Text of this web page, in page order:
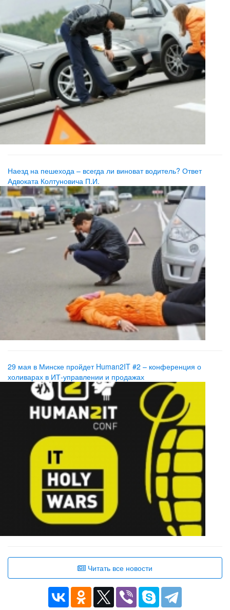
Наезд на пешехода – всегда ли виноват водитель? Ответ
Адвоката Колтуновича П.И.
29 мая в Минске пройдет Human2IT #2 – конференция о
холиварах в ИТ-управлении и продажах
Читать все новости